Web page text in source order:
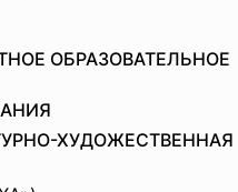
ОБРАЗОВАТЕЛЬНОЕ
ХУДОЖЕСТВЕННАЯ